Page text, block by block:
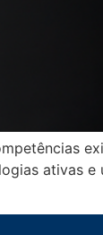
ativas e